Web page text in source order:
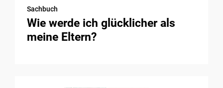
Sachbuch
Wie werde ich glücklicher als
meine Eltern?